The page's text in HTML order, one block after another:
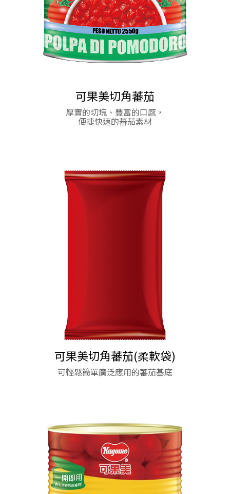
蕃茄醬(鐵罐)
歐美特蕃茄醬
蕃茄醬(鐵罐)
歐美特蕃茄醬
可果美切角蕃茄
厚實的切塊、豐富的口感，
便捷快速的蕃茄素材
可果美切角蕃茄(柔軟袋)
可輕鬆簡單廣泛應用的蕃茄基底
可果美蕃茄燉肉紅醬
可果美奶油雞肉粉紅醬
馬可波羅螺絲麵
馬可波羅稜紋彎管麵